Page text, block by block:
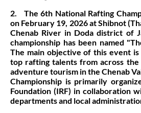
2. The 6th National Rafting
on February 19, 2026 at Shibnot
Chenab River in Doda district of
championship has been named
The main objective of this event
top rafting talents from across
adventure tourism in the Chenab
Championship is primarily
Foundation (IRF) in collaboration
departments and local